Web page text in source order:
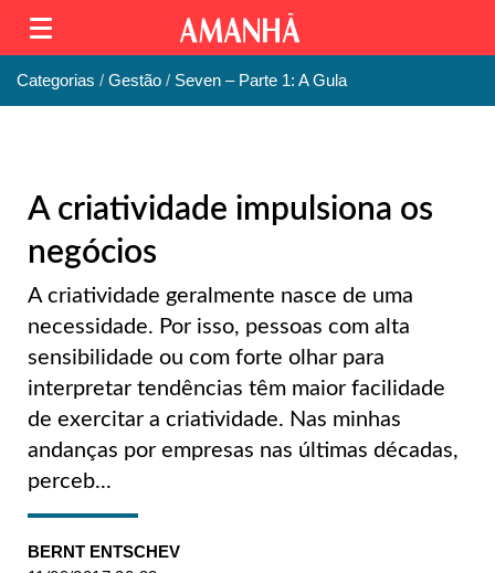
Categorias Gestão Seven – Parte 1: A Gula
A criatividade impulsiona os
negócios
A criatividade geralmente nasce de uma
necessidade. Por isso, pessoas com alta
sensibilidade ou com forte olhar para
interpretar tendências têm maior facilidade
de exercitar a criatividade. Nas minhas
andanças por empresas nas últimas décadas,
perceb...
BERNT ENTSCHEV